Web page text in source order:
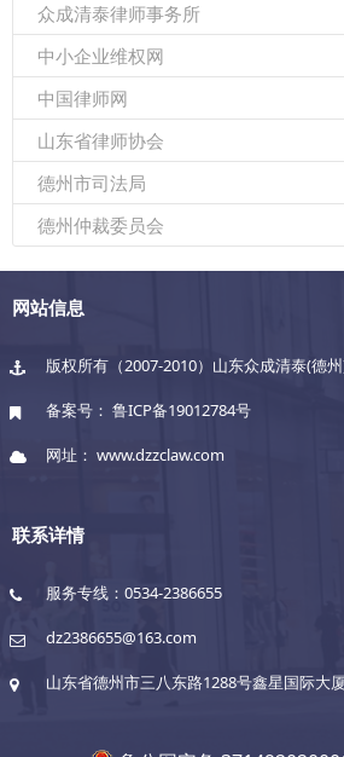
众成清泰律师事务所
中小企业维权网
中国律师网
山东省律师协会
德州市司法局
德州仲裁委员会
网站信息
版权所有（2007-2010）山东众成清泰(德
备案号： 鲁ICP备19012784号
网址： www.dzzclaw.com
联系详情
服务专线：0534-2386655
dz2386655@163.com
山东省德州市三八东路1288号鑫星国际大